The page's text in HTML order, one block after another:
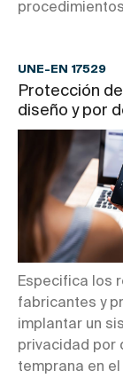
UNE-EN 17529
Protección
diseño y por
Especifica los
fabricantes y
implantar un
privacidad por
temprana en